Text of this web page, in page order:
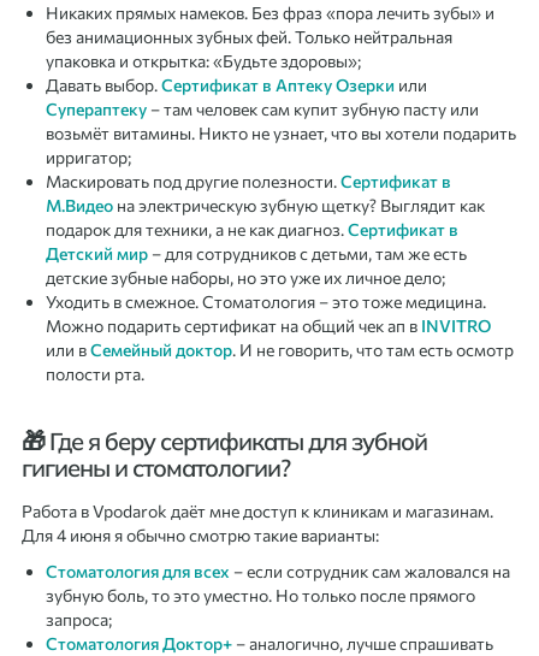
Никаких прямых намеков. Без фраз «пора лечить зубы» и
без анимационных зубных фей. Только нейтральная
упаковка и открытка: «Будьте здоровы»;
Давать выбор.Сертификат в Аптеку Озерки или
Супераптеку – там человек сам купит зубную пасту или
возьмёт витамины. Никто не узнает, что вы хотели подарить
ирригатор;
Маскировать под другие полезности.Сертификат в
М.Видео на электрическую зубную щетку? Выглядит как
подарок для техники, а не как диагноз.Сертификат в
Детский мир – для сотрудников с детьми, там же есть
детские зубные наборы, но это уже их личное дело;
Уходить в смежное. Стоматология – это тоже медицина.
Можно подарить сертификат на общий чек ап в INVITRO
или вСемейный доктор. И не говорить, что там есть осмотр
полости рта.
🎁 Где я беру сертификаты для зубной
гигиены и стоматологии?
Работа в Vpodarok даёт мне доступ к клиникам и магазинам.
Для 4 июня я обычно смотрю такие варианты:
Стоматология для всех – если сотрудник сам жаловался на
зубную боль, то это уместно. Но только после прямого
запроса;
Стоматология Доктор+ – аналогично, лучше спрашивать